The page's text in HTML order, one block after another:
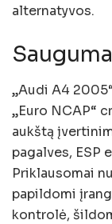
alternatyvos.
„Audi A4
„Euro NCAP“
aukštą
pagalves, ESP
Priklausomai
papildomi
kontrolė,